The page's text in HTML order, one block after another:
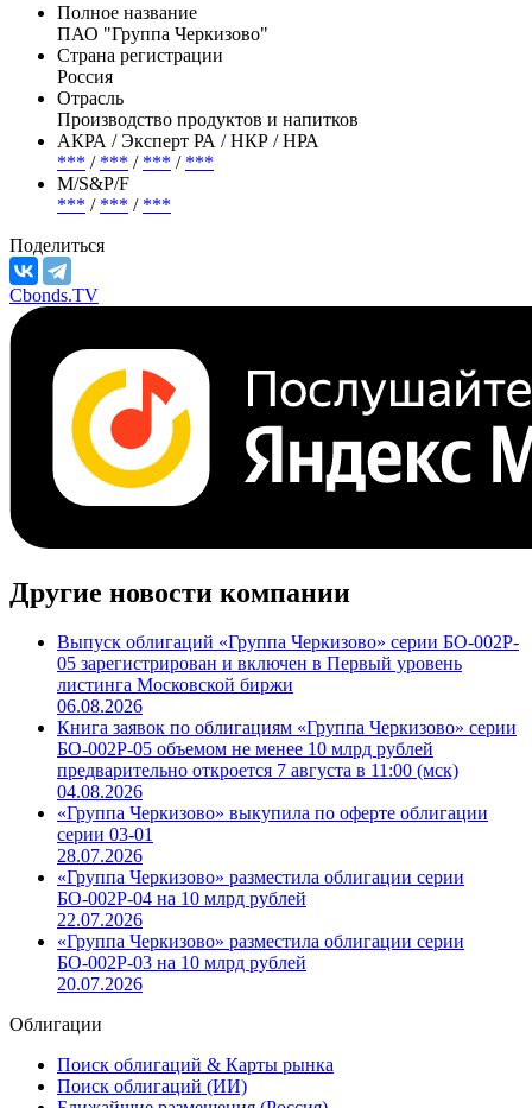
Полное название
ПАО "Группа Черкизово"
Страна регистрации
Россия
Отрасль
Производство продуктов и напитков
АКРА / Эксперт РА / НКР / НРА
*** / *** / *** / ***
М/S&P/F
*** / *** / ***
Поделиться
Cbonds.TV
Другие новости компании
Выпуск облигаций «Группа Черкизово» серии БО-002P-
05 зарегистрирован и включен в Первый уровень
листинга Московской биржи
06.08.2026
Книга заявок по облигациям «Группа Черкизово» серии
БО-002P-05 объемом не менее 10 млрд рублей
предварительно откроется 7 августа в 11:00 (мск)
04.08.2026
«Группа Черкизово» выкупила по оферте облигации
серии 03-01
28.07.2026
«Группа Черкизово» разместила облигации серии
БО-002Р-04 на 10 млрд рублей
22.07.2026
«Группа Черкизово» разместила облигации серии
БО-002P-03 на 10 млрд рублей
20.07.2026
Облигации
Поиск облигаций & Карты рынка
Поиск облигаций (ИИ)